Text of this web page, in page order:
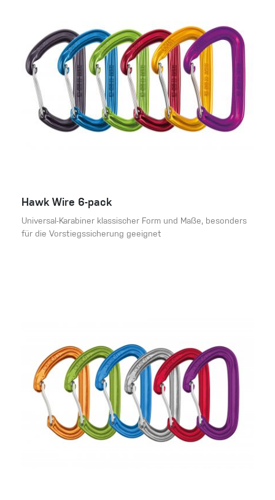
Hawk Wire 6-pack
Universal-Karabiner klassischer Form und Maße, besonders
für die Vorstiegssicherung geeignet